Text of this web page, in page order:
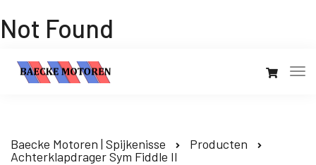
Not Found
Baecke Motoren | Spijkenisse
Producten
Achterklapdrager Sym Fiddle II